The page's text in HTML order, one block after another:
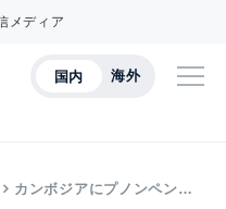
メディア
国内 海外
カンボジアにプノンペン…